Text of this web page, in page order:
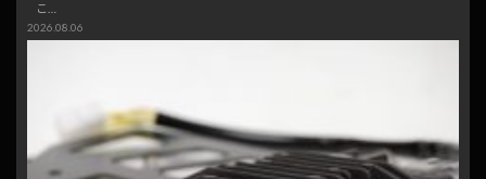
こ…
2026.08.06